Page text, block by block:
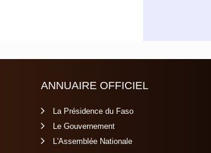
ANNUAIRE OFFICIEL
La Présidence du Faso
Le Gouvernement
L'Assemblée Nationale